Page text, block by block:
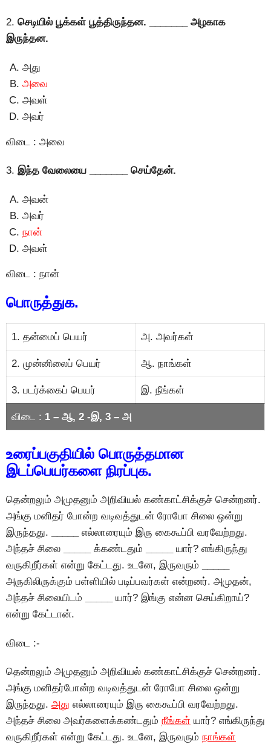
2. செடியில் பூக்கள் பூத்திருந்தன. _______ அழகாக
இருந்தன.
அது
அவை
அவள்
அவர்
விடை : அவை
3. இந்த வேலையை _______ செய்தேன்.
அவன்
அவர்
நான்
அவள்
விடை : நான்
பொருத்துக.
1. தன்மைப் பெயர் அ. அவர்கள்
2. முன்னிலைப் பெயர் ஆ. நாங்கள்
3. படர்க்கைப் பெயர் இ. நீங்கள்
விடை : 1 – ஆ, 2 -இ, 3 – அ
உரைப்பகுதியில் பொருத்தமான
இடப்பெயர்களை நிரப்புக.
தென்றலும் அமுதனும் அறிவியல் கண்காட்சிக்குச் சென்றனர்.
அங்கு மனிதர் போன்ற வடிவத்துடன் ரோபோ சிலை ஒன்று
இருந்தது.
எல்லாரையும் இரு கைகூப்பி வரவேற்றது.
அந்தச் சிலை
க்கண்டதும்
யார்? எங்கிருந்து
வருகிறீர்கள் என்று கேட்டது. உடனே, இருவரும்
அருகிலிருக்கும் பள்ளியில் படிப்பவர்கள் என்றனர். அமுதன்,
அந்தச் சிலையிடம்
யார்? இங்கு என்ன செய்கிறாய்?
என்று கேட்டான்.
விடை :-
தென்றலும் அமுதனும் அறிவியல் கண்காட்சிக்குச் சென்றனர்.
அங்கு மனிதர்போன்ற வடிவத்துடன் ரோபோ சிலை ஒன்று
இருந்தது. அது எல்லாரையும் இரு கைகூப்பி வரவேற்றது.
அந்தச் சிலை அவர்களைக்கண்டதும் நீீங்கள் யார்? எங்கிருந்து
வருகிறீர்கள் என்று கேட்டது. உடனே, இருவரும் நாங்கள்